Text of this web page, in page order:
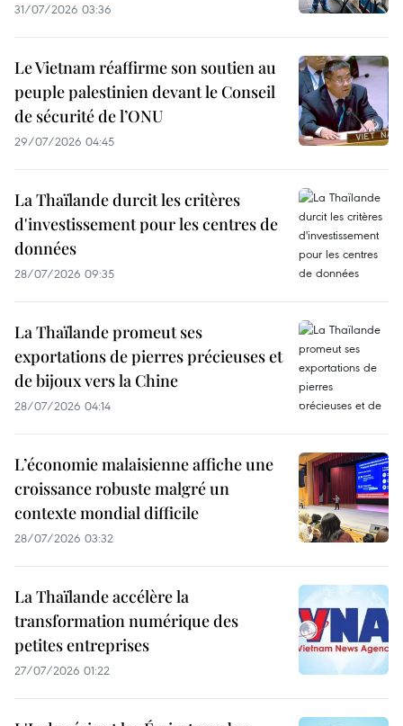
31/07/2026 03:36
Le Vietnam réaffirme son soutien au
peuple palestinien devant le Conseil
de sécurité de l’ONU
29/07/2026 04:45
La Thaïlande durcit les critères
d'investissement pour les centres de
données
28/07/2026 09:35
La Thaïlande promeut ses
exportations de pierres précieuses et
de bijoux vers la Chine
28/07/2026 04:14
L’économie malaisienne affiche une
croissance robuste malgré un
contexte mondial difficile
28/07/2026 03:32
La Thaïlande accélère la
transformation numérique des
petites entreprises
27/07/2026 01:22